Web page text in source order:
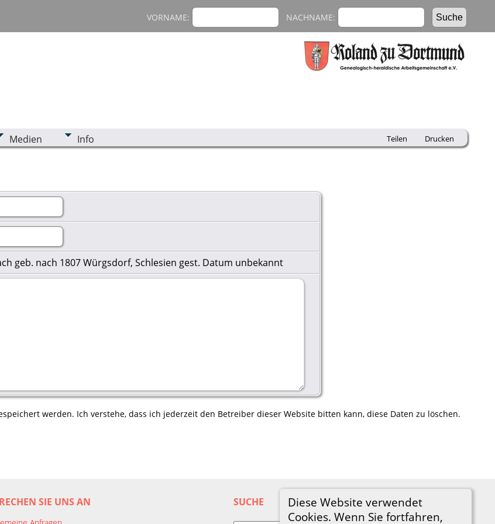
VORNAME: NACHNAME:
Medien Info Teilen Drucken
Diese Website verwendet
Cookies. Wenn Sie fortfahren,
geb. nach 1807 Würgsdorf, Schlesien gest. Datum unbekannt
werden. Ich verstehe, dass ich jederzeit den Betreiber dieser Website bitten kann, diese Daten zu löschen.
SIE UNS AN SUCHE